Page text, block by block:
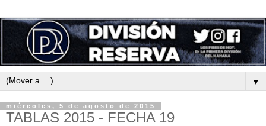
▼
miércoles, 5 de agosto de 2015
TABLAS 2015 - FECHA 19